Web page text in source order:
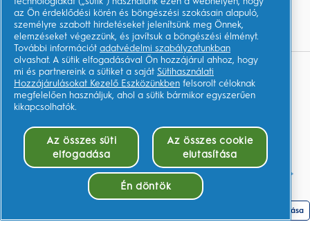
Youtube.com
Adataim
Felhasználási Feltételek
Adatvédelmi közlemény
Akadálymentességi nyilatkozat
Sütik elfogadása
az Ön érdeklődési körén és böngészési szokásain alapuló,
személyre szabott hirdetéseket jelenítsünk meg Önnek,
elemzéseket végezzünk, és javítsuk a böngészési élményt.
További információt adatvédelmi szabályzatunkban
olvashat. A sütik elfogadásával Ön hozzájárul ahhoz, hogy
mi és partnereink a sütiket a saját Sütihasználati
Hozzájárulásokat Kezelő Eszközünkben felsorolt céloknak
megfelelően használjuk, ahol a sütik bármikor egyszerűen
kikapcsolhatók.
Az összes süti
elfogadása
Az összes cookie
elutasítása
Én döntök